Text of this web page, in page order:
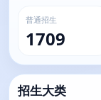
普通招生
1709
招生大类